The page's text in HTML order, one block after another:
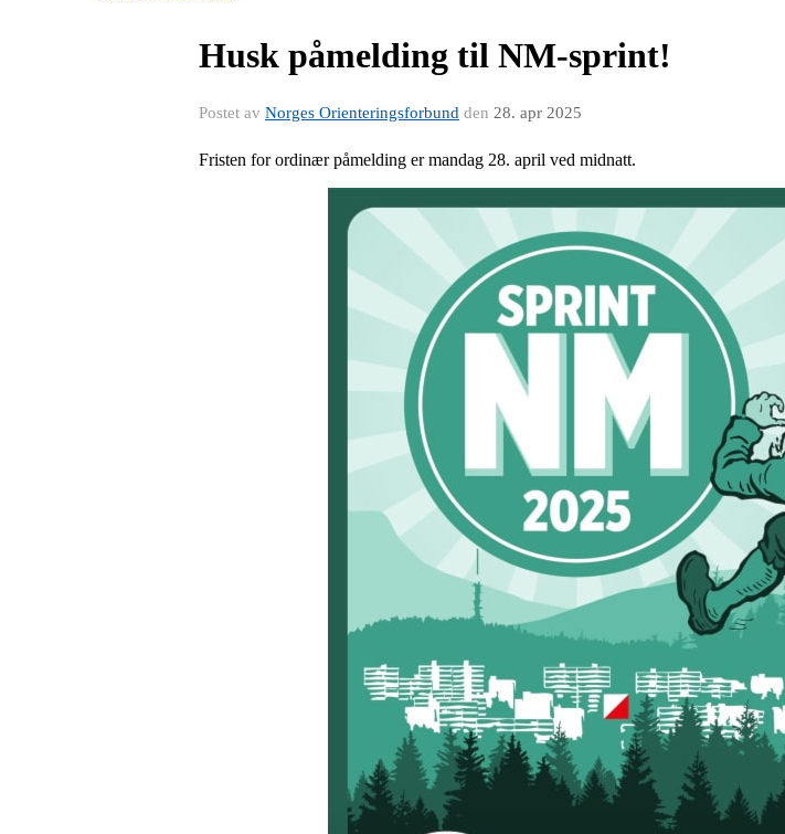
Husk påmelding til NM-sprint!
Postet av Norges Orienteringsforbund den 28. apr 2025
Fristen for ordinær påmelding er mandag 28. april ved midnatt.